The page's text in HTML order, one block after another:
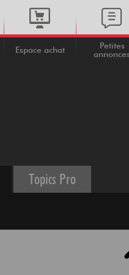
Espace achat
Petites
Topics Pro